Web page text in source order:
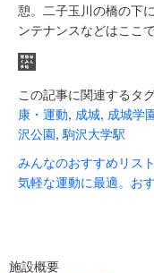
憩。二子玉川の橋の下
ンテナンスなどはここで
この記事に関連するタグ
康・運動, 成城, 成城学
沢公園,駒沢大学駅
みんなのおすすめリスト
気軽な運動に最適。お
施設概要